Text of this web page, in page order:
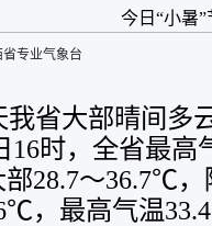
今日“小暑”
省专业气象台
大部晴间多
16时，全省最高
28.7～36.7℃
，最高气温